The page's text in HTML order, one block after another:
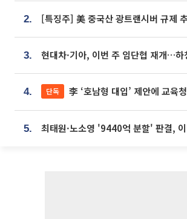
2.
3.
4. 단독 李 ‘호남형 대입’ 제안에 교육청·지역대학 서·논술
5.